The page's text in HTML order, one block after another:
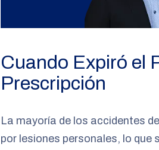
Cuando Expiró el
Prescripción
La mayoría de los accidentes
por lesiones personales, lo que